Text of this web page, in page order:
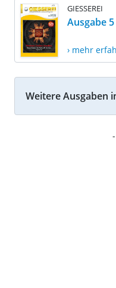
GIESSEREI
Ausgabe
› mehr
Weitere Ausgaben